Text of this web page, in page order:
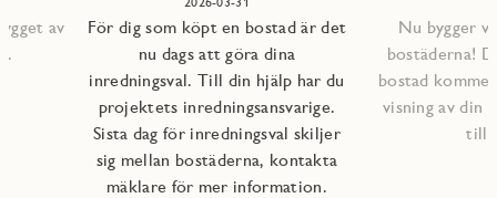
av
För dig som köpt en bostad är det
nu dags att göra dina
inredningsval. Till din hjälp har du
projektets inredningsansvarige.
Sista dag för inredningsval skiljer
sig mellan bostäderna, kontakta
mäklare för mer information.
Nu bygger
bostäderna!
bostad
visning av din